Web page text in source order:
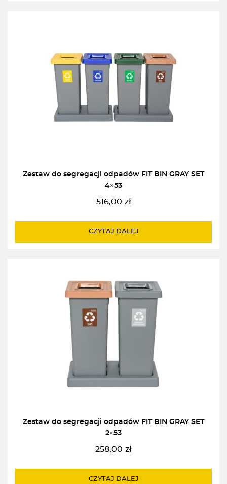
Zestaw do segregacji odpadów FIT BIN GRAY SET
4×53
516,00 zł
CZYTAJ DALEJ
Zestaw do segregacji odpadów FIT BIN GRAY SET
2×53
258,00 zł
CZYTAJ DALEJ